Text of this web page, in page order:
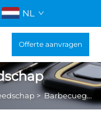
NL
Offerte aanvragen
>Barbecuegereedschap